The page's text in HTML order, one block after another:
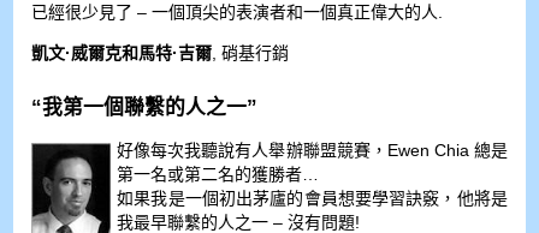
已經很少見了 – 一個頂尖的表演者和一個真正偉大的人.
凱文·威爾克和馬特·吉爾, 硝基行銷
“我第一個聯繫的人之一”
好像每次我聽說有人舉辦聯盟競賽，Ewen Chia 總是
第一名或第二名的獲勝者…
如果我是一個初出茅廬的會員想要學習訣竅，他將是
我最早聯繫的人之一 – 沒有問題!